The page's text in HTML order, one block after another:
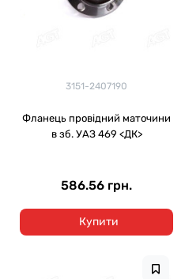
3151-2407190
Фланець провідний маточини
в зб. УАЗ 469 <ДК>
586.56 грн.
Купити